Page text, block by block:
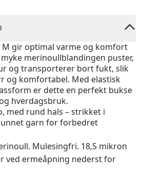
M gir optimal varme og komfort
merinoullblandingen puster,
og transporterer bort fukt, slik
og komfortabel. Med elastisk
er dette en perfekt bukse
hverdagsbruk.
med rund hals – strikket i
garn for forbedret
Mulesingfri. 18,5 mikron
ved ermeåpning nederst for